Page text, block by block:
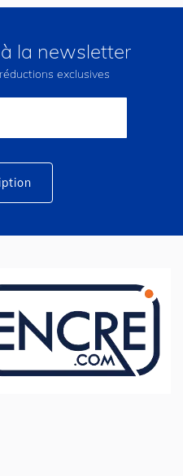
la newsletter
exclusives